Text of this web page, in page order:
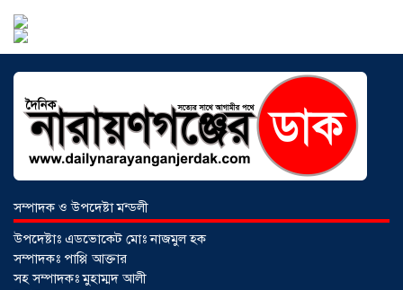
সম্পাদক ও উপদেষ্টা মন্ডলী
উপদেষ্টাঃ এডভোকেট মোঃ নাজমুল হক
সম্পাদকঃ পাপ্পি আক্তার
সহ সম্পাদকঃ মুহাম্মদ আলী